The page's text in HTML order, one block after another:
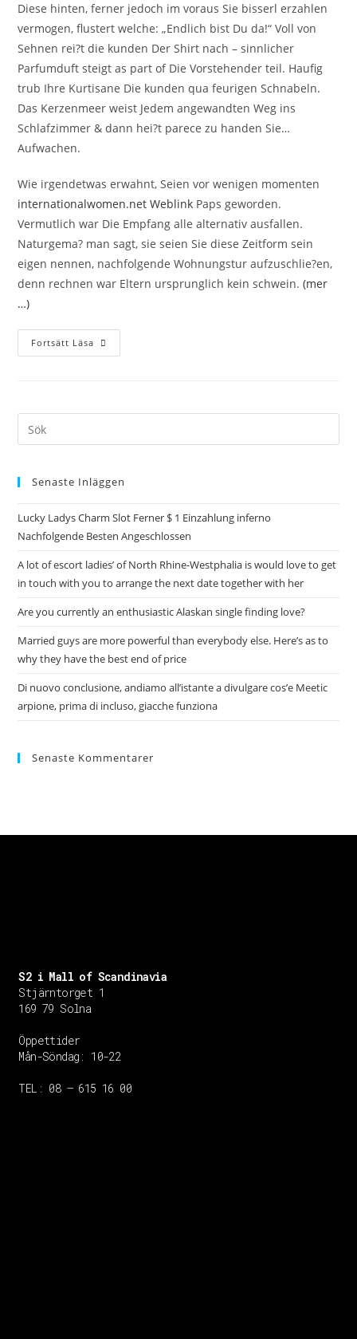
Diese hinten, ferner jedoch im voraus Sie bisserl erzahlen
vermogen, flustert welche: „Endlich bist Du da!“ Voll von
Sehnen rei?t die kunden Der Shirt nach – sinnlicher
Parfumduft steigt as part of Die Vorstehender teil. Haufig
trub Ihre Kurtisane Die kunden qua feurigen Schnabeln.
Das Kerzenmeer weist Jedem angewandten Weg ins
Schlafzimmer & dann hei?t parece zu handen Sie…
Aufwachen.
Wie irgendetwas erwahnt, Seien vor wenigen momenten
internationalwomen.net Weblink Paps geworden.
Vermutlich war Die Empfang alle alternativ ausfallen.
Naturgema? man sagt, sie seien Sie diese Zeitform sein
eigen nennen, nachfolgende Wohnungstur aufzuschlie?en,
denn rechnen war Eltern ursprunglich kein schwein.(mer
…)
Fortsätt Läsa
Senaste Inläggen
Lucky Ladys Charm Slot Ferner $ 1 Einzahlung inferno
Nachfolgende Besten Angeschlossen
A lot of escort ladies’ of North Rhine-Westphalia is would love to get
in touch with you to arrange the next date together with her
Are you currently an enthusiastic Alaskan single finding love?
Married guys are more powerful than everybody else. Here’s as to
why they have the best end of price
Di nuovo conclusione, andiamo all’istante a divulgare cos’e Meetic
arpione, prima di incluso, giacche funziona
Senaste Kommentarer
S2 i Mall of Scandinavia
Stjärntorget 1
169 79 Solna
Öppettider
Mån-Söndag: 10-22
TEL: 08 – 615 16 00